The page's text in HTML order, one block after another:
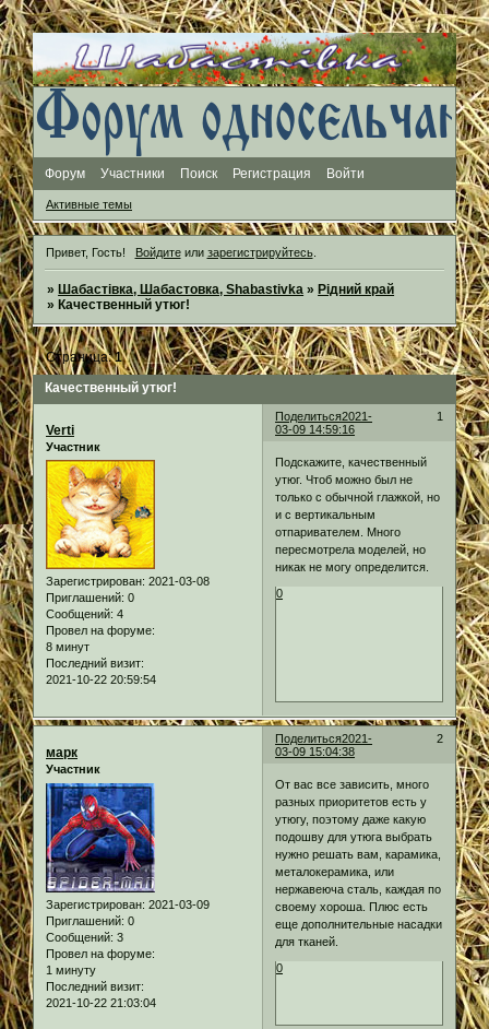
Форум Участники Поиск Регистрация Войти
Активные темы
Привет, Гость! Войдитеили зарегистрируйтесь.
»Шабастівка, Шабастовка, Shabastivka »Рідний край
»Качественный утюг!
Качественный утюг!
Страница:1
Поделиться 1
2021-
03-09 14:59:16
Verti
Участник
Зарегистрирован: 2021-03-08
Приглашений: 0
Сообщений: 4
Провел на форуме:
8 минут
Последний визит:
2021-10-22 20:59:54
Подскажите, качественный
утюг. Чтоб можно был не
только с обычной глажкой, но
и с вертикальным
отпаривателем. Много
пересмотрела моделей, но
никак не могу определится.
0
Поделиться 2
2021-
03-09 15:04:38
марк
Участник
Зарегистрирован: 2021-03-09
Приглашений: 0
Сообщений: 3
Провел на форуме:
1 минуту
Последний визит:
2021-10-22 21:03:04
От вас все зависить, много
разных приоритетов есть у
утюгу, поэтому даже какую
подошву для утюга выбрать
нужно решать вам, карамика,
металокерамика, или
нержавеюча сталь, каждая по
своему хороша. Плюс есть
еще дополнительные насадки
для тканей.
0